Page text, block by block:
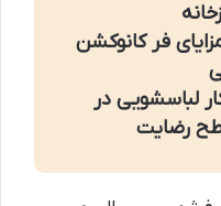
فر کانوکشن
لباسشویی در
رضایت